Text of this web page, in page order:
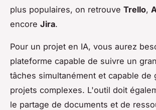
plus populaires, on retrouve Trello,
encore Jira.
Pour un projet en IA, vous aurez
plateforme capable de suivre un
tâches simultanément et capable de
projets complexes. L'outil doit
le partage de documents et de